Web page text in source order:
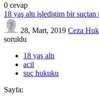
0 cevap
18 yaş altı işledigim bir
28, Mart, 2019 Ceza
soruldu
18 yaş altı
acil
suç hukuku
Sayfa: